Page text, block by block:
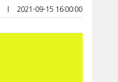
2021-09-15 16:00:00